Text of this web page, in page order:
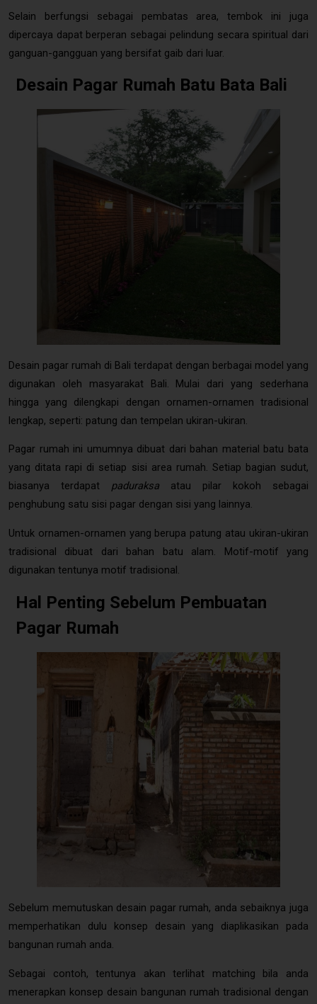
Selain berfungsi sebagai pembatas area, tembok ini juga
dipercaya dapat berperan sebagai pelindung secara spiritual dari
ganguan-gangguan yang bersifat gaib dari luar.
Desain Pagar Rumah Batu Bata Bali
Pagar Rumah Batu Bata Bali Modern - sumber:
pinterest.com
Desain pagar rumah di Bali terdapat dengan berbagai model yang
digunakan oleh masyarakat Bali. Mulai dari yang sederhana
hingga yang dilengkapi dengan ornamen-ornamen tradisional
lengkap, seperti: patung dan tempelan ukiran-ukiran.
Pagar rumah ini umumnya dibuat dari bahan material batu bata
yang ditata rapi di setiap sisi area rumah. Setiap bagian sudut,
biasanya terdapat paduraksa atau pilar kokoh sebagai
penghubung satu sisi pagar dengan sisi yang lainnya.
Untuk ornamen-ornamen yang berupa patung atau ukiran-ukiran
tradisional dibuat dari bahan batu alam. Motif-motif yang
digunakan tentunya motif tradisional.
Hal Penting Sebelum Pembuatan
Pagar Rumah
Rumah Bali Dengan Pagar Batu Bata - sumber:
Sebelum memutuskan desain pagar rumah, anda sebaiknya juga
memperhatikan dulu konsep desain yang diaplikasikan pada
bangunan rumah anda.
Sebagai contoh, tentunya akan terlihat matching bila anda
menerapkan konsep desain bangunan rumah tradisional dengan